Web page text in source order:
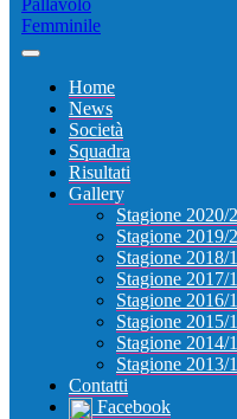
Home
News
Società
Squadra
Risultati
Gallery
Stagione 2020/
Stagione 2019/
Stagione 2018/
Stagione 2017/
Stagione 2016/
Stagione 2015/
Stagione 2014/
Stagione 2013/
Contatti
Facebook